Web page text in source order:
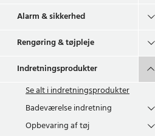
Alarm & sikkerhed
Rengøring & tøjpleje
Indretningsprodukter
Se alt iindretningsprodukter
Badeværelse indretning
Opbevaring af tøj